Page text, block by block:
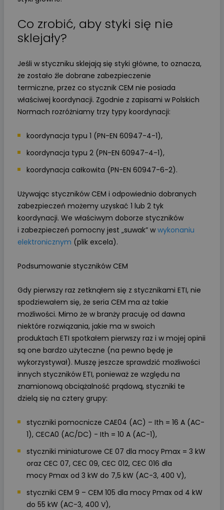
Co zrobić, aby styki się nie
sklejały?
Jeśli w styczniku sklejają się styki główne, to oznacza,
że zostało źle dobrane zabezpieczenie
termiczne, przez co stycznik CEM nie posiada
właściwej koordynacji. Zgodnie z zapisami w Polskich
Normach rozróżniamy trzy typy koordynacji:
koordynacja typu 1 (PN-EN 60947-4-1),
koordynacja typu 2 (PN-EN 60947-4-1),
koordynacja całkowita (PN-EN 60947-6-2).
Używając styczników CEM i odpowiednio dobranych
zabezpieczeń możemy uzyskać 1 lub 2 tyk
koordynacji. We właściwym doborze styczników
i zabezpieczeń pomocny jest „suwak” w wykonaniu
elektronicznym (plik excela).
Podsumowanie styczników CEM
Gdy pierwszy raz zetknąłem się z stycznikami ETI, nie
spodziewałem się, że seria CEM ma aż takie
możliwości. Mimo że w branży pracuję od dawna
niektóre rozwiązania, jakie ma w swoich
produktach ETI spotkałem pierwszy raz i w mojej opinii
są one bardzo użyteczne (na pewno będę je
wykorzystywał). Muszę jeszcze sprawdzić możliwości
innych styczników ETI, ponieważ ze względu na
znamionową obciążalność prądową, styczniki te
dzielą się na cztery grupy:
styczniki pomocnicze CAE04 (AC) – Ith = 16 A (AC-
1), CECA0 (AC/DC) - Ith = 10 A (AC-1),
styczniki miniaturowe CE 07 dla mocy Pmax = 3 kW
oraz CEC 07, CEC 09, CEC 012, CEC 016 dla
mocy Pmax od 3 kW do 7,5 kW (AC-3, 400 V),
styczniki CEM 9 – CEM 105 dla mocy Pmax od 4 kW
do 55 kW (AC-3, 400 V),